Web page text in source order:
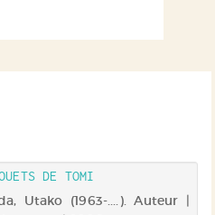
DE TOMI
Utako (1963-....). Auteur |